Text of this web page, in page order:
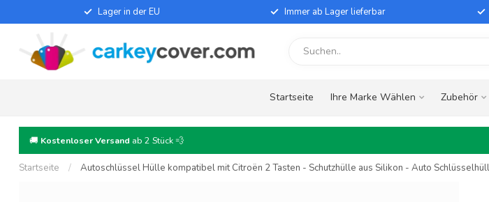
Lager in der EU Immer ab Lager lieferbar
Startseite Ihre Marke Wählen Zubehör
🚚 Kostenloser Versand ab 2 Stück 💨
Startseite / Autoschlüssel Hülle kompatibel mit Citroën 2 Tasten - Schutzhülle aus Silikon - Auto